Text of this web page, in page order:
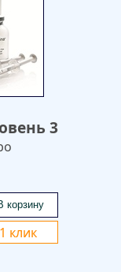
3
корзину
клик